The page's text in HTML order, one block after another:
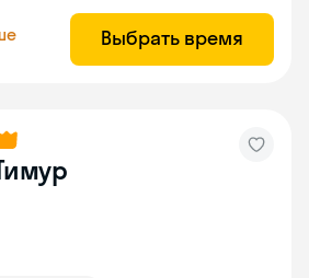
Выбрать время